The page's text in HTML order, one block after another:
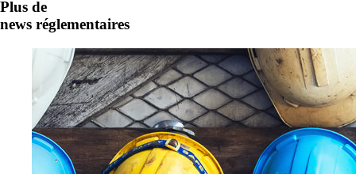
Plus de
news réglementaires